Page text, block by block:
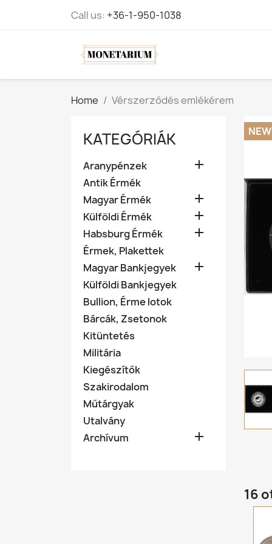
Call us: +36-1-950-1038
Home Vérszerződés emlékérem
KATEGÓRIÁK
Aranypénzek 
Antik Érmék
Magyar Érmék

Külföldi Érmék 
Habsburg Érmék 
Érmek, Plakettek
Magyar Bankjegyek

Külföldi Bankjegyek
Bullion, Érme lotok
Bárcák, Zsetonok
Kitüntetés
Militária
Kiegészítők
Szakirodalom
Műtárgyak
Utalvány
Archívum

NEW
16